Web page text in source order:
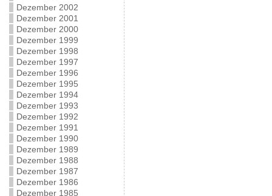
Dezember 2002
Dezember 2001
Dezember 2000
Dezember 1999
Dezember 1998
Dezember 1997
Dezember 1996
Dezember 1995
Dezember 1994
Dezember 1993
Dezember 1992
Dezember 1991
Dezember 1990
Dezember 1989
Dezember 1988
Dezember 1987
Dezember 1986
Dezember 1985